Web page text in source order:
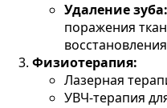
Удаление зуба:
поражения
Физиотерапия:
Лазерная
УВЧ-терапия